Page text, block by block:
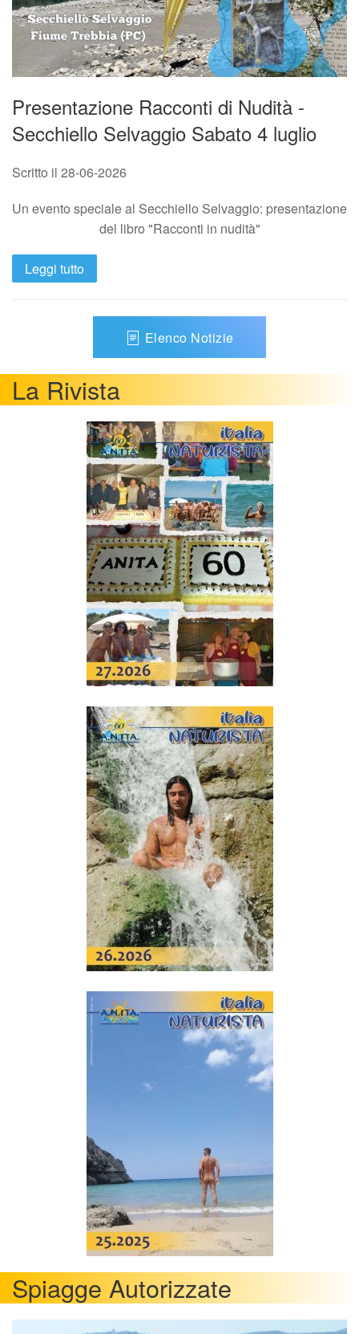
Presentazione Racconti di Nudità -
Secchiello Selvaggio Sabato 4 luglio
Scritto il 28-06-2026
Un evento speciale al Secchiello Selvaggio: presentazione
del libro "Racconti in nudità"
Leggi tutto
Elenco Notizie
La Rivista
Spiagge Autorizzate